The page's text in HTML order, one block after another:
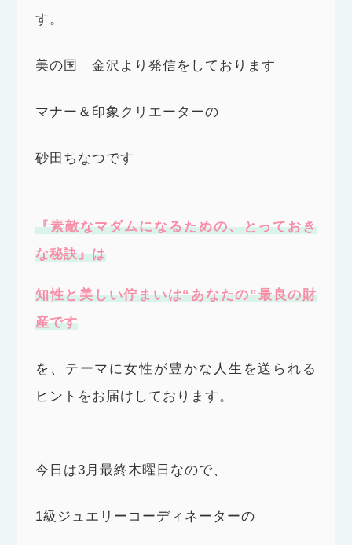
す。
美の国 金沢より発信をしております
マナー＆印象クリエーターの
砂田ちなつです
『素敵なマダムになるための、とっておき
な秘訣』は
知性と美しい佇まいは“あなたの”最良の財
産です
を、テーマに女性が豊かな人生を送られる
ヒントをお届けしております。
今日は3月最終木曜日なので、
1級ジュエリーコーディネーターの